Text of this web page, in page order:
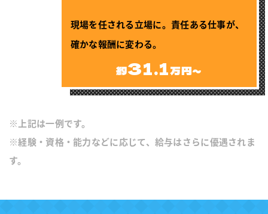
現場を任される立場に。責任ある仕事が、
確かな報酬に変わる。
約31.1万円～
※上記は一例です。
※経験・資格・能力などに応じて、給与はさらに優遇されま
す。